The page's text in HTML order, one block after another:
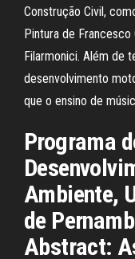
Construção Civil,
Pintura de
Filarmonici. Além de
desenvolvimento
que o ensino de
Programa
Ambiente,
de
Abstract: